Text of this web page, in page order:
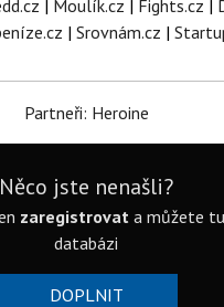
| Moulík.cz | Fights.cz |
| Srovnám.cz |
Partneři: Heroine
Něco jste nenašli?
zaregistrovat a můžete
databázi
DOPLNIT